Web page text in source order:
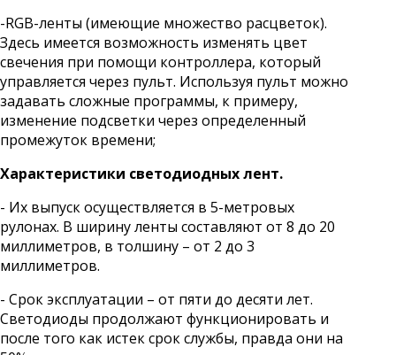
-RGB-ленты (имеющие множество расцветок).
Здесь имеется возможность изменять цвет
свечения при помощи контроллера, который
управляется через пульт. Используя пульт можно
задавать сложные программы, к примеру,
изменение подсветки через определенный
промежуток времени;
Характеристики светодиодных лент.
- Их выпуск осуществляется в 5-метровых
рулонах. В ширину ленты составляют от 8 до 20
миллиметров, в толшину – от 2 до 3
миллиметров.
- Срок эксплуатации – от пяти до десяти лет.
Светодиоды продолжают функционировать и
после того как истек срок службы, правда они на